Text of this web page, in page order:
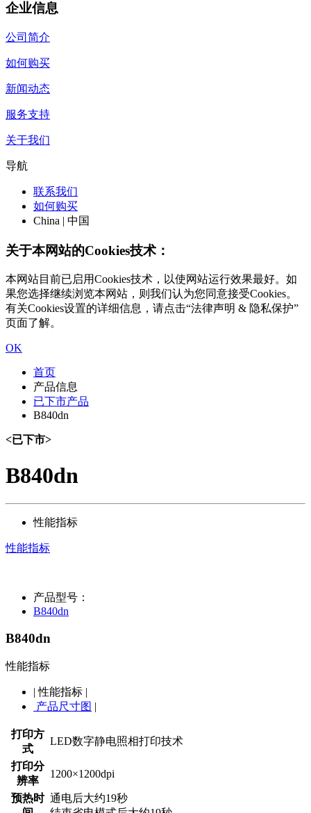
企业信息
公司简介
如何购买
新闻动态
服务支持
关于我们
导航
联系我们
如何购买
China | 中国
关于本网站的Cookies技术：
本网站目前已启用Cookies技术，以使网站运行效果最好。如
果您选择继续浏览本网站，则我们认为您同意接受Cookies。
有关Cookies设置的详细信息，请点击“法律声明 & 隐私保护”
页面了解。
OK
首页
产品信息
已下市产品
B840dn
<已下市>
B840dn
性能指标
性能指标
产品型号：
B840dn
B840dn
性能指标
| 性能指标 |
产品尺寸图 |
打印方
式
LED数字静电照相打印技术
打印分
辨率
1200×1200dpi
预热时 通电后大约19秒